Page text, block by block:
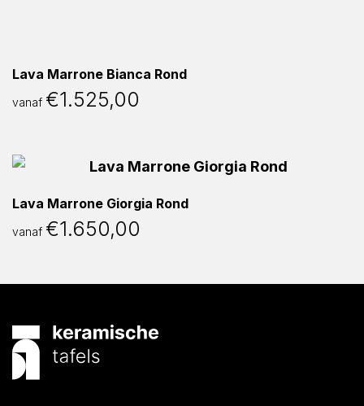
Lava Marrone Bianca Rond
vanaf €1.525,00
Lava Marrone Giorgia Rond
vanaf €1.650,00